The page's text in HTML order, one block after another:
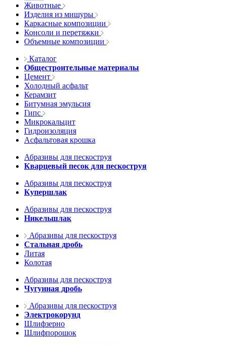
Животные
Изделия из мишуры
Каркасные композиции
Консоли и перетяжки
Объемные композиции
Каталог
Общестроительные материалы
Цемент
Холодный асфальт
Керамзит
Битумная эмульсия
Гипс
Микрокальцит
Гидроизоляция
Асфальтовая крошка
Абразивы для пескоструя
Кварцевый песок для пескоструя
Абразивы для пескоструя
Купершлак
Абразивы для пескоструя
Никельшлак
Абразивы для пескоструя
Стальная дробь
Литая
Колотая
Абразивы для пескоструя
Чугунная дробь
Абразивы для пескоструя
Электрокорунд
Шлифзерно
Шлифпорошок